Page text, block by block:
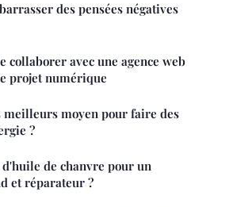
des pensées négatives
collaborer avec une agence web
projet numérique
meilleurs moyen pour faire des
?
de chanvre pour un
et réparateur ?